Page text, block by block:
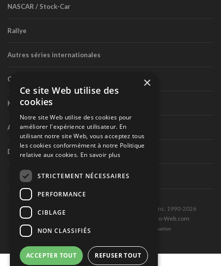
NASCAR / Stock-Car
Rallye
Autres séries internationales
Circuit routier canadien
Karting
Autres séries nationales
Divers
Tous droits réservés © Les Éditions Pole-Position inc. 1990-2026
Ce site est produit et hébergé par Montréal-Photo-Web.com
Politique de confidentialité et Conditions d’utilisation
×
Ce site Web utilise des
cookies
Notre site Web utilise des cookies pour
améliorer l'expérience utilisateur. En
utilisant notre site Web, vous acceptez tous
les cookies conformément à notre Politique
relative aux cookies. En savoir plus
STRICTEMENT NÉCESSAIRES
PERFORMANCE
CIBLAGE
NON CLASSIFIÉS
ACCEPTER TOUT REFUSER TOUT